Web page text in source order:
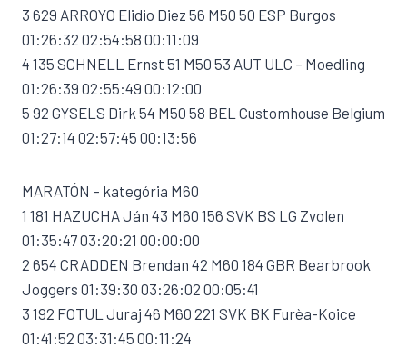
3 629 ARROYO Elidio Diez 56 M50 50 ESP Burgos
01:26:32 02:54:58 00:11:09
4 135 SCHNELL Ernst 51 M50 53 AUT ULC – Moedling
01:26:39 02:55:49 00:12:00
5 92 GYSELS Dirk 54 M50 58 BEL Customhouse Belgium
01:27:14 02:57:45 00:13:56
MARATÓN – kategória M60
1 181 HAZUCHA Ján 43 M60 156 SVK BS LG Zvolen
01:35:47 03:20:21 00:00:00
2 654 CRADDEN Brendan 42 M60 184 GBR Bearbrook
Joggers 01:39:30 03:26:02 00:05:41
3 192 FOTUL Juraj 46 M60 221 SVK BK Furèa-Koice
01:41:52 03:31:45 00:11:24